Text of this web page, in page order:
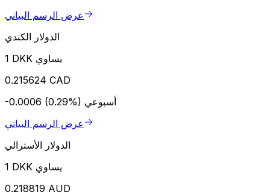
عرض الرسم البياني
الدولار الكندي
1 DKK يساوي
0.215624 CAD
-0.0006 (0.29%) أسبوعي
عرض الرسم البياني
الدولار الأسترالي
1 DKK يساوي
0.218819 AUD